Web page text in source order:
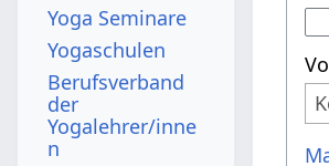
Yoga Seminare
Yogaschulen
Berufsverband
der
Yogalehrer/inne
n